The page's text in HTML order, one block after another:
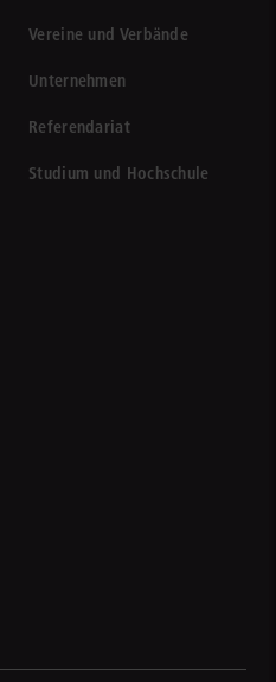
Vereine und Verbände
Unternehmen
Referendariat
Studium und Hochschule